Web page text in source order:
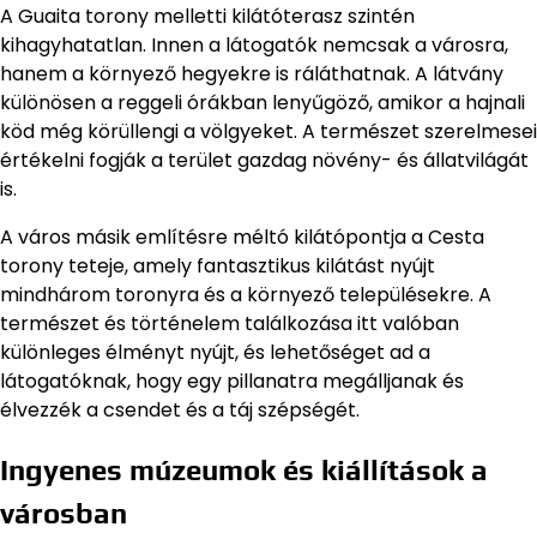
A Guaita torony melletti kilátóterasz szintén
kihagyhatatlan. Innen a látogatók nemcsak a városra,
hanem a környező hegyekre is ráláthatnak. A látvány
különösen a reggeli órákban lenyűgöző, amikor a hajnali
köd még körüllengi a völgyeket. A természet szerelmesei
értékelni fogják a terület gazdag növény- és állatvilágát
is.
A város másik említésre méltó kilátópontja a Cesta
torony teteje, amely fantasztikus kilátást nyújt
mindhárom toronyra és a környező településekre. A
természet és történelem találkozása itt valóban
különleges élményt nyújt, és lehetőséget ad a
látogatóknak, hogy egy pillanatra megálljanak és
élvezzék a csendet és a táj szépségét.
Ingyenes múzeumok és kiállítások a
városban